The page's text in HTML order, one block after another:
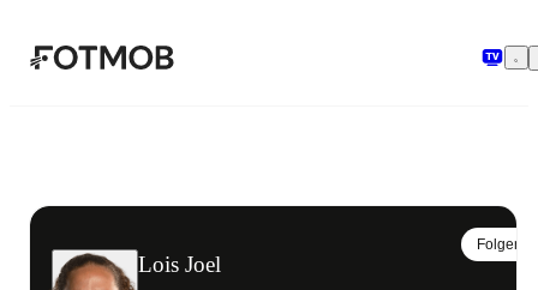
Lois Joel
Folgen